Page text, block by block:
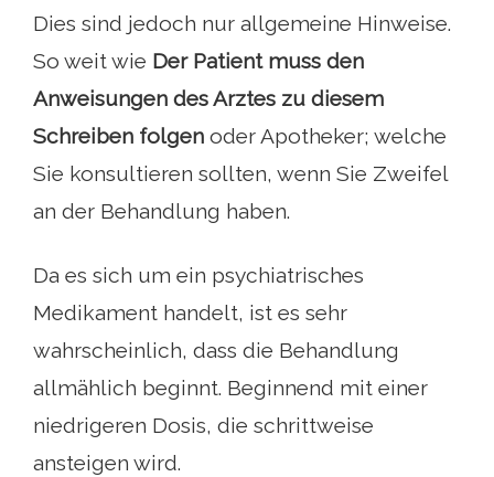
Dies sind jedoch nur allgemeine Hinweise.
So weit wie Der Patient muss den
Anweisungen des Arztes zu diesem
Schreiben folgen oder Apotheker; welche
Sie konsultieren sollten, wenn Sie Zweifel
an der Behandlung haben.
Da es sich um ein psychiatrisches
Medikament handelt, ist es sehr
wahrscheinlich, dass die Behandlung
allmählich beginnt. Beginnend mit einer
niedrigeren Dosis, die schrittweise
ansteigen wird.